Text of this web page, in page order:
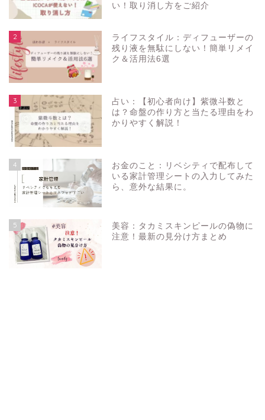
い！取り消し方をご紹介
2
ライフスタイル：ディフューザーの
残り液を無駄にしない！簡単リメイ
ク＆活用法6選
3
占い：【初心者向け】紫微斗数と
は？命盤の作り方と当たる理由をわ
かりやすく解説！
4
お金のこと：リベシティで配布して
いる家計管理シートの入力してみた
ら、意外な結果に。
5
美容：タカミスキンピールの偽物に
注意！最新の見分け方まとめ